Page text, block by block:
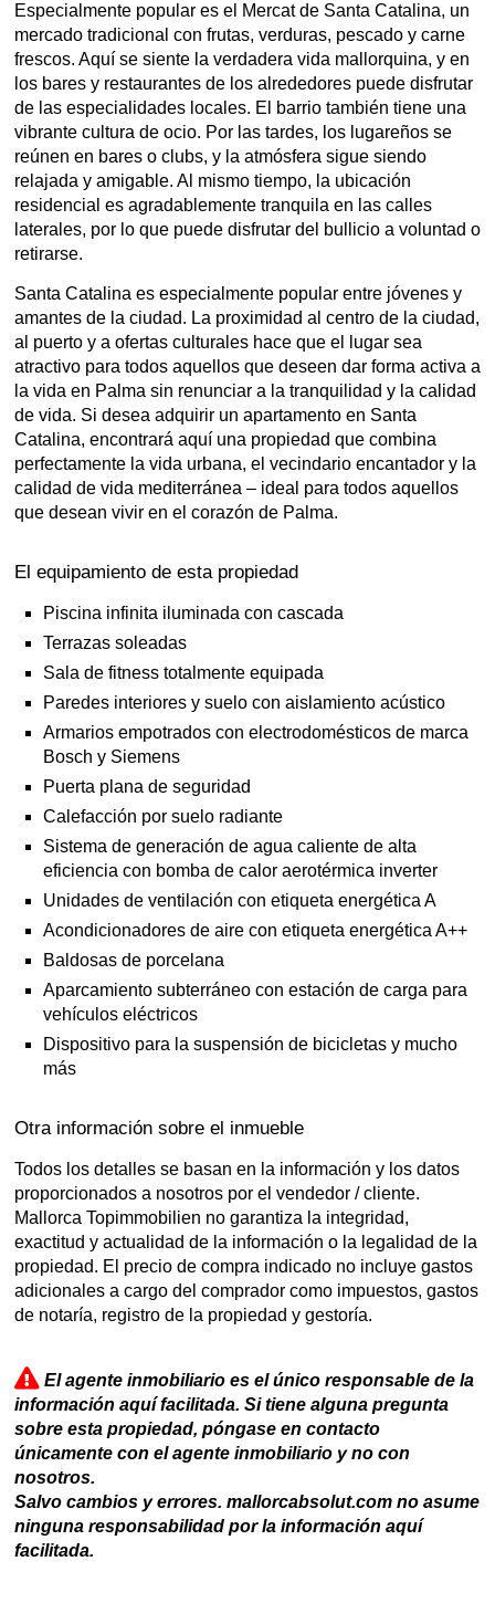
Especialmente popular es el Mercat de Santa Catalina, un
mercado tradicional con frutas, verduras, pescado y carne
frescos. Aquí se siente la verdadera vida mallorquina, y en
los bares y restaurantes de los alrededores puede disfrutar
de las especialidades locales. El barrio también tiene una
vibrante cultura de ocio. Por las tardes, los lugareños se
reúnen en bares o clubs, y la atmósfera sigue siendo
relajada y amigable. Al mismo tiempo, la ubicación
residencial es agradablemente tranquila en las calles
laterales, por lo que puede disfrutar del bullicio a voluntad o
retirarse.
Santa Catalina es especialmente popular entre jóvenes y
amantes de la ciudad. La proximidad al centro de la ciudad,
al puerto y a ofertas culturales hace que el lugar sea
atractivo para todos aquellos que deseen dar forma activa a
la vida en Palma sin renunciar a la tranquilidad y la calidad
de vida. Si desea adquirir un apartamento en Santa
Catalina, encontrará aquí una propiedad que combina
perfectamente la vida urbana, el vecindario encantador y la
calidad de vida mediterránea – ideal para todos aquellos
que desean vivir en el corazón de Palma.
El equipamiento de esta propiedad
Piscina infinita iluminada con cascada
Terrazas soleadas
Sala de fitness totalmente equipada
Paredes interiores y suelo con aislamiento acústico
Armarios empotrados con electrodomésticos de marca
Bosch y Siemens
Puerta plana de seguridad
Calefacción por suelo radiante
Sistema de generación de agua caliente de alta
eficiencia con bomba de calor aerotérmica inverter
Unidades de ventilación con etiqueta energética A
Acondicionadores de aire con etiqueta energética A++
Baldosas de porcelana
Aparcamiento subterráneo con estación de carga para
vehículos eléctricos
Dispositivo para la suspensión de bicicletas y mucho
más
Otra información sobre el inmueble
Todos los detalles se basan en la información y los datos
proporcionados a nosotros por el vendedor / cliente.
Mallorca Topimmobilien no garantiza la integridad,
exactitud y actualidad de la información o la legalidad de la
propiedad. El precio de compra indicado no incluye gastos
adicionales a cargo del comprador como impuestos, gastos
de notaría, registro de la propiedad y gestoría.
El agente inmobiliario es el único responsable de la
información aquí facilitada. Si tiene alguna pregunta
sobre esta propiedad, póngase en contacto
únicamente con el agente inmobiliario y no con
nosotros.
Salvo cambios y errores. mallorcabsolut.com no asume
ninguna responsabilidad por la información aquí
facilitada.